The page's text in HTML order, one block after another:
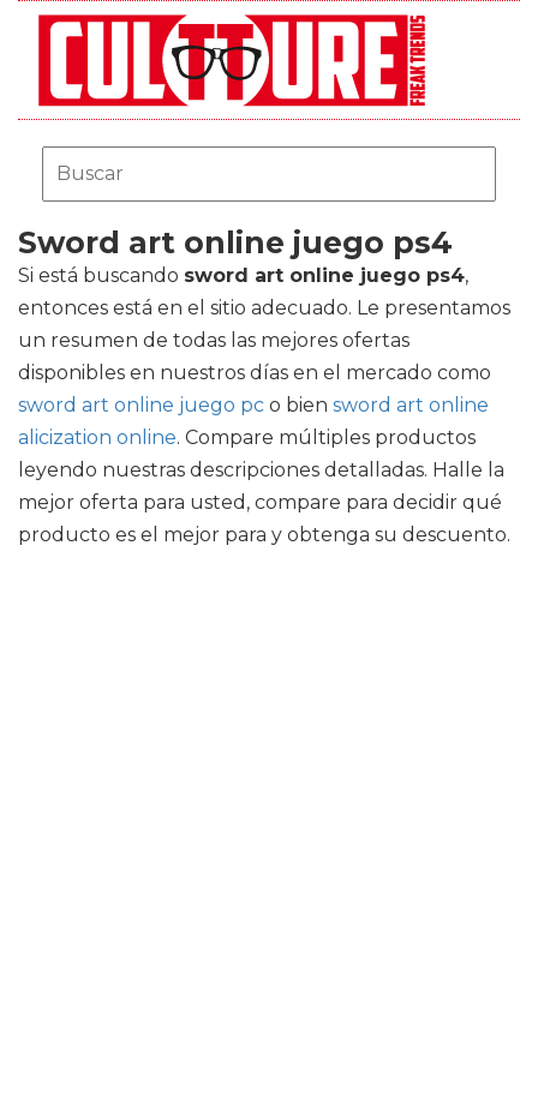
Sword art online juego ps4
Si está buscando sword art online juego ps4,
entonces está en el sitio adecuado. Le presentamos
un resumen de todas las mejores ofertas
disponibles en nuestros días en el mercado como
sword art online juego pc o bien sword art online
alicization online. Compare múltiples productos
leyendo nuestras descripciones detalladas. Halle la
mejor oferta para usted, compare para decidir qué
producto es el mejor para y obtenga su descuento.